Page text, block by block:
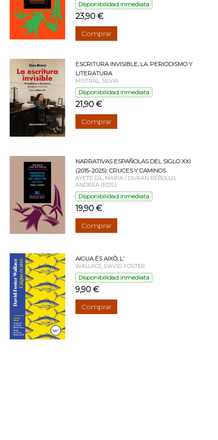
Disponibilidad inmediata
23,90 €
Comprar
ESCRITURA INVISIBLE, LA. PERIODISMO Y
LITERATURA
MISTRAL, SILVIA
Disponibilidad inmediata
21,90 €
Comprar
NARRATIVAS ESPAÑOLAS DEL SIGLO XXI
(2015-2025): CRUCES Y CAMINOS
AYETE GIL, MARÍA / DURÁN REBOLLO,
ANDREA (EDS.)
Disponibilidad inmediata
19,90 €
Comprar
AIGUA ÉS AIXÒ, L'
WALLACE, DAVID FOSTER
Disponibilidad inmediata
9,90 €
Comprar